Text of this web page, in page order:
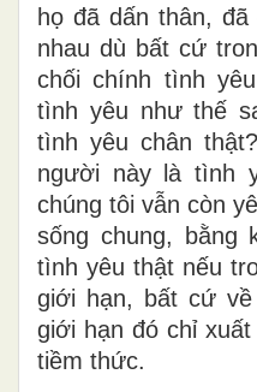
họ đã dấn thân, đã
nhau dù bất cứ
chối chính tình
tình yêu như thế
tình yêu chân
người này là tình
chúng tôi vẫn còn
sống chung, bằng
tình yêu thật nếu
giới hạn, bất cứ
giới hạn đó chỉ
tiềm thức.